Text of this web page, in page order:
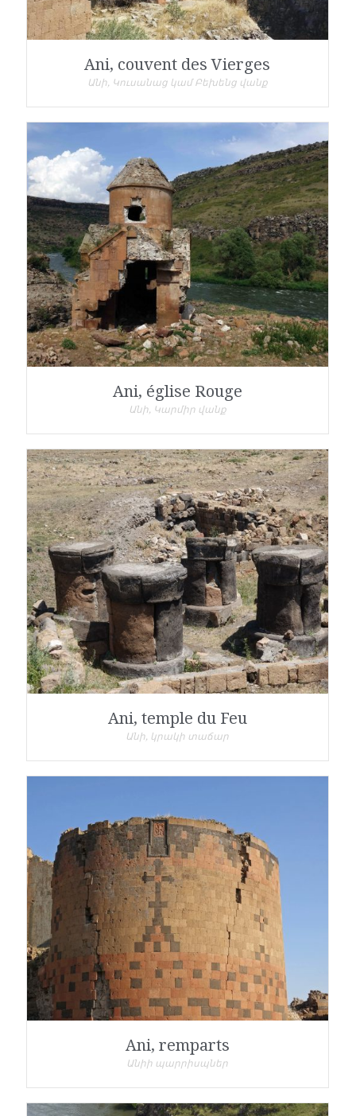
Ani, couvent des Vierges
Անի, Կուսանաց կամ Բեխենց վանք
Ani, église Rouge
Անի, Կարմիր վանք
Ani, temple du Feu
Անի, կրակի տաճար
Ani, remparts
Անիի պարրիսպներ